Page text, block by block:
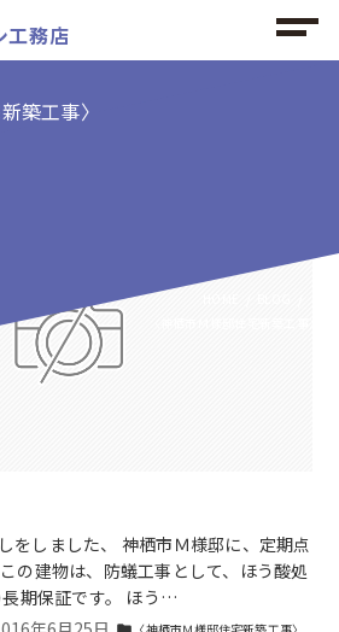
工務店
築工事〉
をしました、 神栖市Ｍ様邸に、定期点
の建物は、防蟻工事として、ほう酸処
期保証です。 ほう…